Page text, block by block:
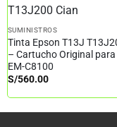
SUMINISTROS
Tinta Epson T13J
– Cartucho Original para
EM-C8100
S/560.00